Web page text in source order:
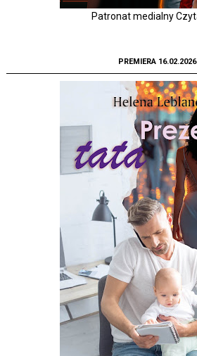
Patronat medialny
PREMIERA 16.02.2026